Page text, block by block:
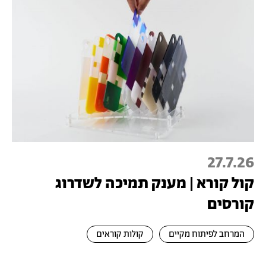
27.7.26
קול קורא | מענק תמיכה לשדרוג
קורסים
המרחב לפיתוח מקיים קולות קוראים